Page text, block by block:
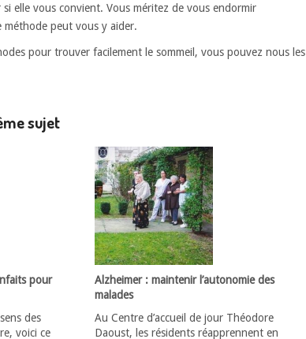
si elle vous convient. Vous méritez de vous endormir
méthode peut vous y aider.
pour trouver facilement le sommeil, vous pouvez nous les
sujet
pour
des
voici ce
Alzheimer : maintenir l’autonomie des
malades
Au Centre d’accueil de jour Théodore
Daoust, les résidents réapprennent en